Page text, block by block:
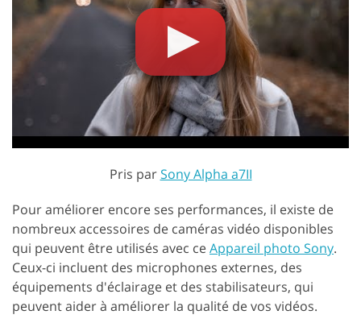
Pris parSony Alpha a7II
Pour améliorer encore ses performances, il existe de
nombreux accessoires de caméras vidéo disponibles
qui peuvent être utilisés avec ceAppareil photo Sony.
Ceux-ci incluent des microphones externes, des
équipements d'éclairage et des stabilisateurs, qui
peuvent aider à améliorer la qualité de vos vidéos.